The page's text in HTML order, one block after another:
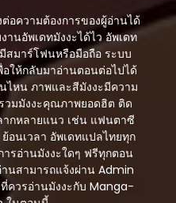
อความต้องการของผู้อ่านได้
นอัพเดทมังงะได้ไว อัพเดท
สมาร์โฟนหรือมือถือ ระบบ
อให้กลับมาอ่านตอนต่อไปได้
ไหน ภาพและสีมังงะมีความ
วมมังงะคุณภาพยอดฮิต ติด
ากหลายแนว เช่น แฟนตาซี
อนเวลา อัพเดทแปลไทยทุก
ารอ่านมังงะใดๆ ฟรีทุกตอน
นสามารถแจ้งผ่าน Admin
ควรอ่านมังงะกับ Manga-